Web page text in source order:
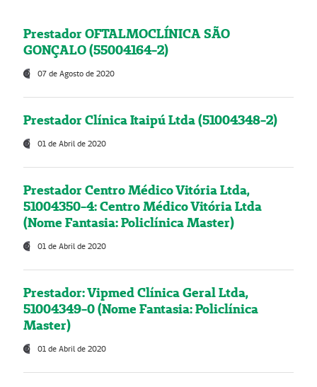
Prestador OFTALMOCLÍNICA SÃO
GONÇALO (55004164-2)
07 de Agosto de 2020
Prestador Clínica Itaipú Ltda (51004348-2)
01 de Abril de 2020
Prestador Centro Médico Vitória Ltda,
51004350-4: Centro Médico Vitória Ltda
(Nome Fantasia: Policlínica Master)
01 de Abril de 2020
Prestador: Vipmed Clínica Geral Ltda,
51004349-0 (Nome Fantasia: Policlínica
Master)
01 de Abril de 2020